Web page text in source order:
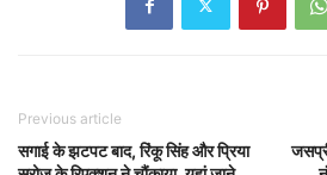
Previous article
सगाई के झटपट बाद, रिंकू सिंह और प्रिया